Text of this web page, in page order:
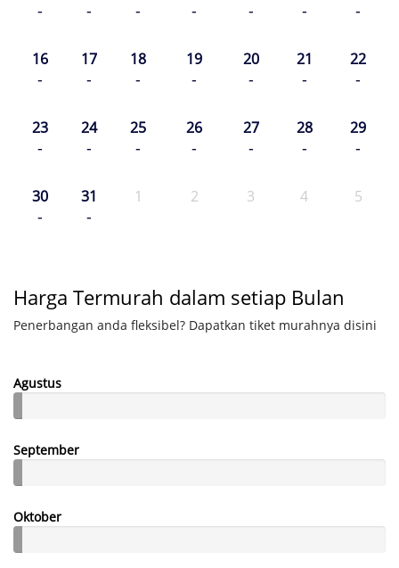
- - - - - - -
16
-
17
-
18
-
19
-
20
-
21
-
22
-
23
-
24
-
25
-
26
-
27
-
28
-
29
-
30
-
31
-
1 2 3 4 5
Harga Termurah dalam setiap Bulan
Penerbangan anda fleksibel? Dapatkan tiket murahnya disini
Agustus
September
Oktober